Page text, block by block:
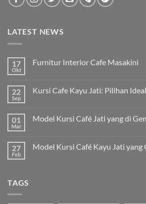
LATEST NEWS
17
Okt
Furnitur Interior Cafe Masakini
22
Sep
Kursi Cafe Kayu Jati: Pilihan
01
Mar
Model Kursi Café Jati yang di
27
Feb
Model Kursi Café Kayu Jati yang
TAGS